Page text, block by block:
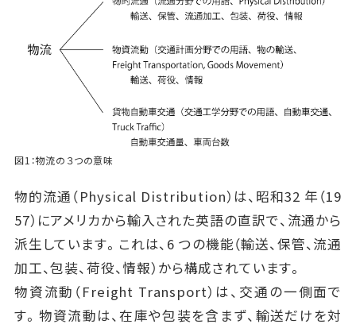
図1：物流の３つの意味
物的流通（Physical Distribution）は、昭和32 年（19
57）にアメリカから輸入された英語の直訳で、流通から
派生しています。これは、6 つの機能（輸送、保管、流通
加工、包装、荷役、情報）から構成されています。
物資流動（Freight Transport）は、交通の一側面で
す。物資流動は、在庫や包装を含まず、輸送だけを対